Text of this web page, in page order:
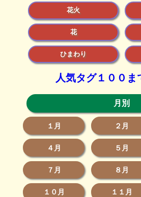
花火
花
ひまわり
人気タグ１００ま
月別
１月 ２月
４月 ５月
７月 ８月
１０月 １１月